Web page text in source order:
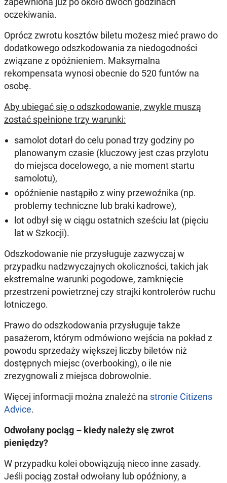
oczekiwania.
Oprócz zwrotu kosztów biletu możesz mieć prawo do
dodatkowego odszkodowania za niedogodności
związane z opóźnieniem. Maksymalna
rekompensata wynosi obecnie do 520 funtów na
osobę.
Aby ubiegać się o odszkodowanie, zwykle muszą
zostać spełnione trzy warunki:
samolot dotarł do celu ponad trzy godziny po
planowanym czasie (kluczowy jest czas przylotu
do miejsca docelowego, a nie moment startu
samolotu),
opóźnienie nastąpiło z winy przewoźnika (np.
problemy techniczne lub braki kadrowe),
lot odbył się w ciągu ostatnich sześciu lat (pięciu
lat w Szkocji).
Odszkodowanie nie przysługuje zazwyczaj w
przypadku nadzwyczajnych okoliczności, takich jak
ekstremalne warunki pogodowe, zamknięcie
przestrzeni powietrznej czy strajki kontrolerów ruchu
lotniczego.
Prawo do odszkodowania przysługuje także
pasażerom, którym odmówiono wejścia na pokład z
powodu sprzedaży większej liczby biletów niż
dostępnych miejsc (overbooking), o ile nie
zrezygnowali z miejsca dobrowolnie.
Więcej informacji można znaleźć na stronie Citizens
Advice.
Odwołany pociąg – kiedy należy się zwrot
pieniędzy?
W przypadku kolei obowiązują nieco inne zasady.
Jeśli pociąg został odwołany lub opóźniony, a